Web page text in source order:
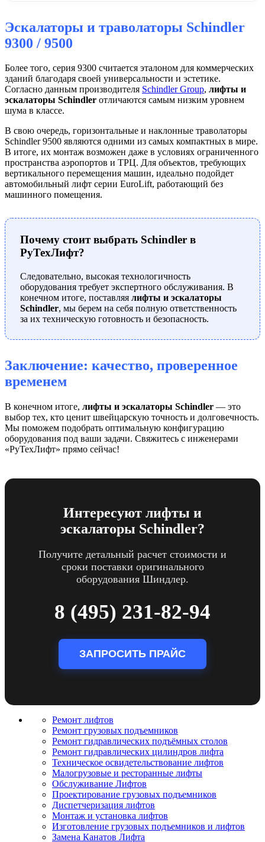
Эскалаторы и траволаторы Schindler
9300 / 9500
Более того, серия 9300 считается эталоном для коммерческих
зданий благодаря своей универсальности и эстетике.
Согласно данным производителя Schindler Group, лифты и
эскалаторы Schindler отличаются самым низким уровнем
шума в классе.
В свою очередь, горизонтальные и наклонные траволаторы
Schindler 9500 являются одними из самых компактных в мире.
В итоге, их монтаж возможен даже в условиях ограниченного
пространства аэропортов и ТРЦ. Для объектов, требующих
вертикального перемещения машин, идеально подойдет
автомобильный лифт серии EuroLift, работающий без
машинного помещения.
Почему стоит выбрать Schindler в
РуТехЛифт?
Следовательно, высокая технологичность
оборудования требует экспертного обслуживания. В
конечном итоге, поставляя лифты и эскалаторы
Schindler, мы берем на себя полную ответственность
за их техническую готовность и безопасность.
Заключение: качество, проверенное
временем
В конечном итоге, лифты и эскалаторы Schindler — это
выбор тех, кто ценит швейцарскую точность и долговечность.
Мы поможем подобрать оптимальную конфигурацию
оборудования под ваши задачи. Свяжитесь с инженерами
«РуТехЛифт» прямо сейчас!
Интересуют лифты и
эскалаторы Schindler?
Получите детальный расчет стоимости и
сроки поставки оригинального
оборудования Шиндлер.
8 (495) 231-82-94
ЗАПРОСИТЬ ПРАЙС
Ремонт лифтов
Ремонт грузовых подъемников
Pемонт гидравлических подъёмных столов
Ремонт гидравлических цилиндров лифта
Техническое освидетельствование лифтов
Малогрузовые и ресторанные лифты
Обслуживание Лифтов
Проектирование грузовых подъемников
Диспетчеризация лифтов
Монтаж и установка лифтов
Изготовление грузовых подъемников и лифтов
Замена Канатов Лифта